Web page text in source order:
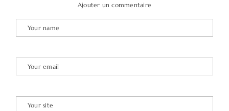
Ajouter un commentaire